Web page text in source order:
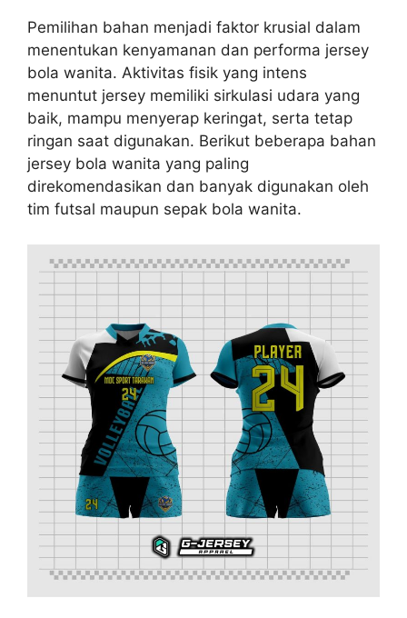
Pemilihan bahan menjadi faktor krusial dalam
menentukan kenyamanan dan performa jersey
bola wanita. Aktivitas fisik yang intens
menuntut jersey memiliki sirkulasi udara yang
baik, mampu menyerap keringat, serta tetap
ringan saat digunakan. Berikut beberapa bahan
jersey bola wanita yang paling
direkomendasikan dan banyak digunakan oleh
tim futsal maupun sepak bola wanita.